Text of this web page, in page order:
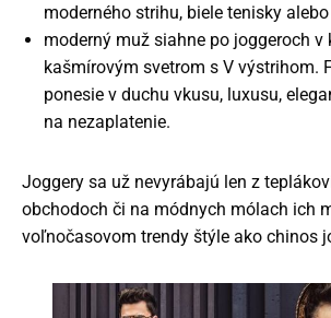
moderného strihu, biele tenisky
moderný muž siahne po joggeroch v
kašmírovým svetrom s V výstrihom.
ponesie v duchu vkusu, luxusu,
na nezaplatenie.
Joggery sa už nevyrábajú len z
obchodoch či na módnych mólach ich
voľnočasovom trendy štýle ako chinos